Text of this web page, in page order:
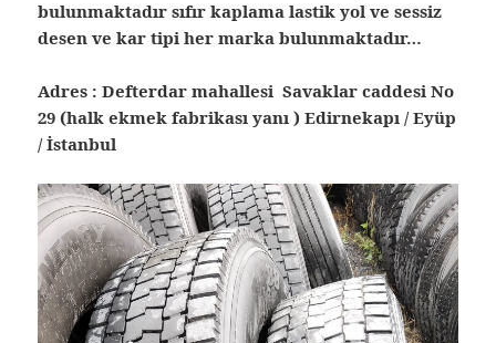
bulunmaktadır sıfır kaplama lastik yol ve sessiz
desen ve kar tipi her marka bulunmaktadır…
Adres : Defterdar mahallesi Savaklar caddesi No
29 (halk ekmek fabrikası yanı ) Edirnekapı / Eyüp
/ İstanbul